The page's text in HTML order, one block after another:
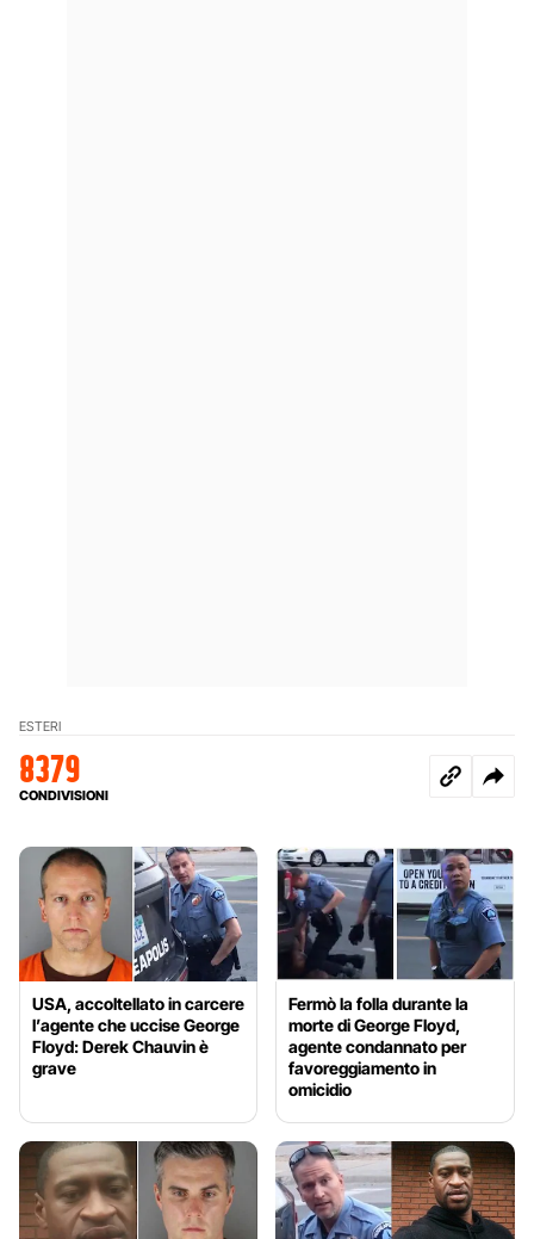
ESTERI
8379
CONDIVISIONI
USA, accoltellato in carcere
l’agente che uccise George
Floyd: Derek Chauvin è
grave
Fermò la folla durante la
morte di George Floyd,
agente condannato per
favoreggiamento in
omicidio